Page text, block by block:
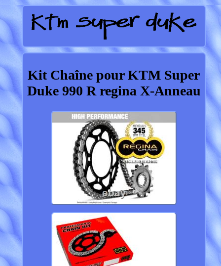
Kit Chaîne pour KTM Super
Duke 990 R regina X-Anneau